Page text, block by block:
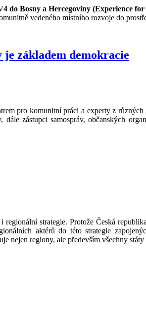
do Bosny a Hercegoviny (Experience
vedeného místního rozvoje do
základem demokracie
pro komunitní práci a experty z
zástupci samospráv, občanských
strategie. Protože Česká
aktérů do této strategie
nejen regiony, ale především všechny